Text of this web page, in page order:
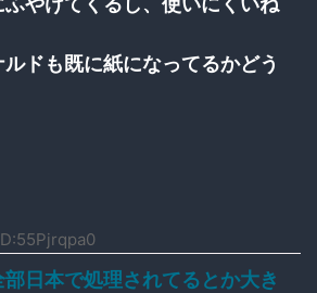
ルドも既に紙になってるかどう
日本で処理されてるとか大き